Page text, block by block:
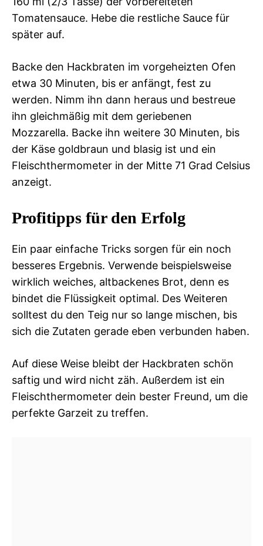
Tomatensauce. Hebe die restliche Sauce für
später auf.
Backe den Hackbraten im vorgeheizten Ofen
etwa 30 Minuten, bis er anfängt, fest zu
werden. Nimm ihn dann heraus und bestreue
ihn gleichmäßig mit dem geriebenen
Mozzarella. Backe ihn weitere 30 Minuten, bis
der Käse goldbraun und blasig ist und ein
Fleischthermometer in der Mitte 71 Grad Celsius
anzeigt.
Profitipps für den Erfolg
Ein paar einfache Tricks sorgen für ein noch
besseres Ergebnis. Verwende beispielsweise
wirklich weiches, altbackenes Brot, denn es
bindet die Flüssigkeit optimal. Des Weiteren
solltest du den Teig nur so lange mischen, bis
sich die Zutaten gerade eben verbunden haben.
Auf diese Weise bleibt der Hackbraten schön
saftig und wird nicht zäh. Außerdem ist ein
Fleischthermometer dein bester Freund, um die
perfekte Garzeit zu treffen.